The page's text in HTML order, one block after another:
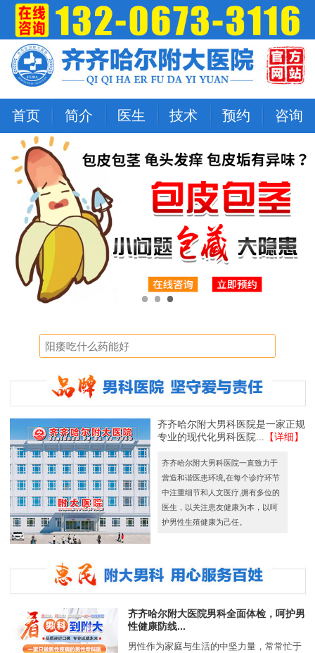
首页 简介 医生 技术 预约 咨询
齐齐哈尔附大男科医院是一家正规
专业的现代化男科医院...
【详细】
齐齐哈尔附大男科医院一直致力于
营造和谐医患环境,在每个诊疗环节
中注重细节和人文医疗,拥有多位的
医生，以关注患友健康为本，以呵
护男性生殖健康为己任。
齐齐哈尔附大医院男科全面体检，呵护男
性健康防线...
男性作为家庭与生活的中坚力量，常常忙于